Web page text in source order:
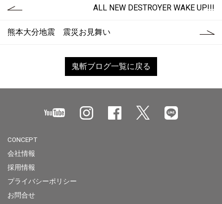
ALL NEW DESTROYER WAKE UP!!!
熊本大分地震 震災お見舞い
鬼斬ブログ一覧に戻る
CONCEPT
会社情報
採用情報
プライバシーポリシー
お問合せ